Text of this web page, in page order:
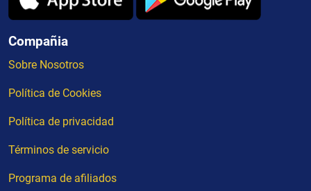
Compañia
Sobre Nosotros
Política de Cookies
Política de privacidad
Términos de servicio
Programa de afiliados